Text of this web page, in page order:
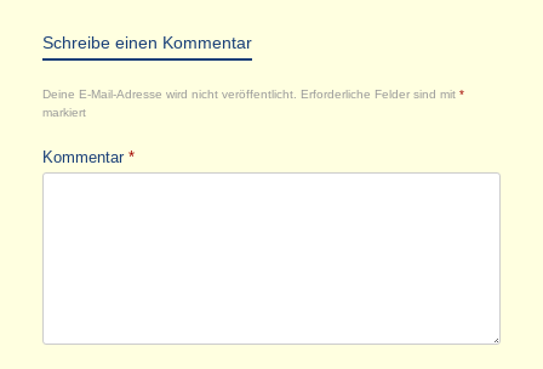
Schreibe einen Kommentar
Deine E-Mail-Adresse wird nicht veröffentlicht. Erforderliche Felder sind mit *
markiert
Kommentar *